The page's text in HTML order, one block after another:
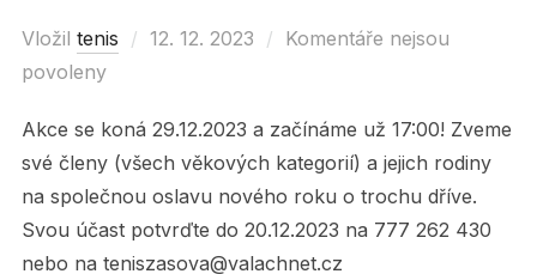
Vložil tenis
Posted
12. 12. 2023
Komentáře nejsou
povoleny
Akce se koná 29.12.2023 a začínáme už 17:00! Zveme
své členy (všech věkových kategorií) a jejich rodiny
na společnou oslavu nového roku o trochu dříve.
Svou účast potvrďte do 20.12.2023 na 777 262 430
nebo na teniszasova@valachnet.cz